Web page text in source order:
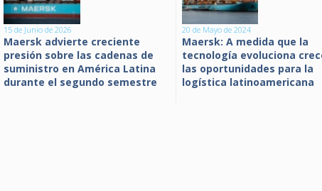
15 de Junio de 2026
Maersk advierte creciente
presión sobre las cadenas de
suministro en América Latina
durante el segundo semestre
20 de Mayo de 2024
Maersk: A medida que la
tecnología evoluciona
las oportunidades para la
logística latinoamericana